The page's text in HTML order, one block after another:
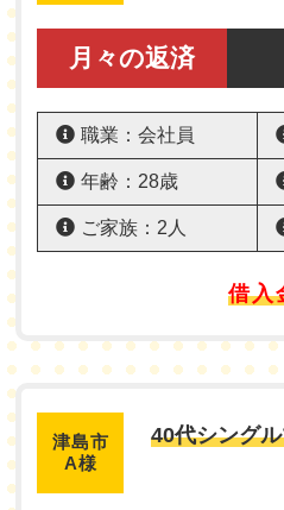
月々の返済
職業：会社員
年齢：28歳
ご家族：2人
借入
津島市
A様
40代シング